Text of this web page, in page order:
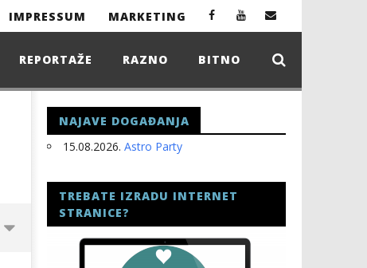
IMPRESSUM MARKETING
REPORTAŽE RAZNO BITNO
NAJAVE DOGAĐANJA
15.08.2026. Astro Party
TREBATE IZRADU INTERNET
STRANICE?